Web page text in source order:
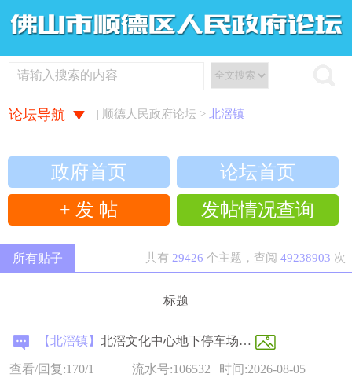
论坛导航 | 顺德人民政府论坛 > 北滘镇
政府首页
论坛首页
+ 发 帖
发帖情况查询
所有贴子 共有 29426 个主题，查阅 49238903 次
标题
【北滘镇】 北滘文化中心地下停车场有多堆狗屎
查看/回复:170/1 流水号:106532 时间:2026-08-05